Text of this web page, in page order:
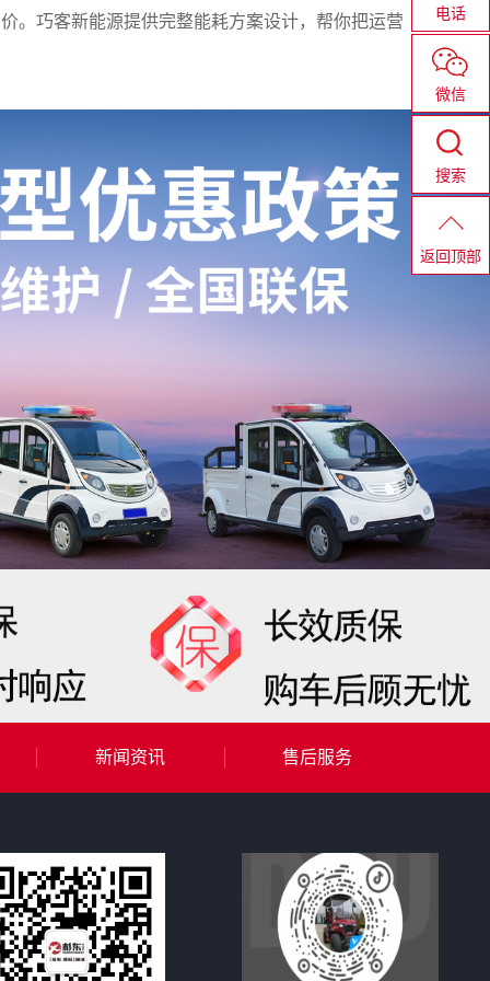
。巧客新能源提供完整能耗方案设计，帮你把运营 电话
微信
搜索
返回顶部
新闻资讯 售后服务